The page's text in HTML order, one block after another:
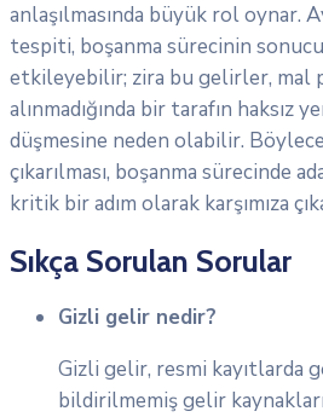
anlaşılmasında büyük rol oynar.
tespiti, boşanma sürecinin
etkileyebilir; zira bu gelirler, mal
alınmadığında bir tarafın haksız
düşmesine neden olabilir.
çıkarılması, boşanma sürecinde
kritik bir adım olarak karşımıza
Sıkça Sorulan Sorular
Gizli gelir nedir?
Gizli gelir, resmi kayıtlarda
bildirilmemiş gelir